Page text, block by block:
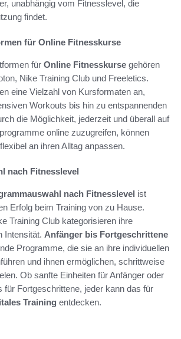
unabhängig vom Fitnesslevel, die
findet.
für Online Fitnesskurse
für Online Fitnesskurse gehören
Nike Training Club und Freeletics.
eine Vielzahl von Kursformaten an,
Workouts bis hin zu entspannenden
die Möglichkeit, jederzeit und überall auf
online zuzugreifen, können
an ihren Alltag anpassen.
nach Fitnesslevel
nach Fitnesslevel ist
Erfolg beim Training von zu Hause.
Training Club kategorisieren ihre
Intensität. Anfänger bis Fortgeschrittene
Programme, die sie an ihre individuellen
und ihnen ermöglichen, schrittweise
Ob sanfte Einheiten für Anfänger oder
für Fortgeschrittene, jeder kann das für
Training entdecken.